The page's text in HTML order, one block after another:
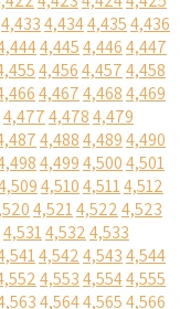
4,4334,4344,4354,436
4,4454,4464,447
4,4564,4574,458
4,4674,4684,469
4,4774,4784,479
4,4884,4894,490
4,4994,5004,501
4,5104,5114,512
4,5214,5224,523
4,5314,5324,533
4,5424,5434,544
4,5534,5544,555
4,5644,5654,566